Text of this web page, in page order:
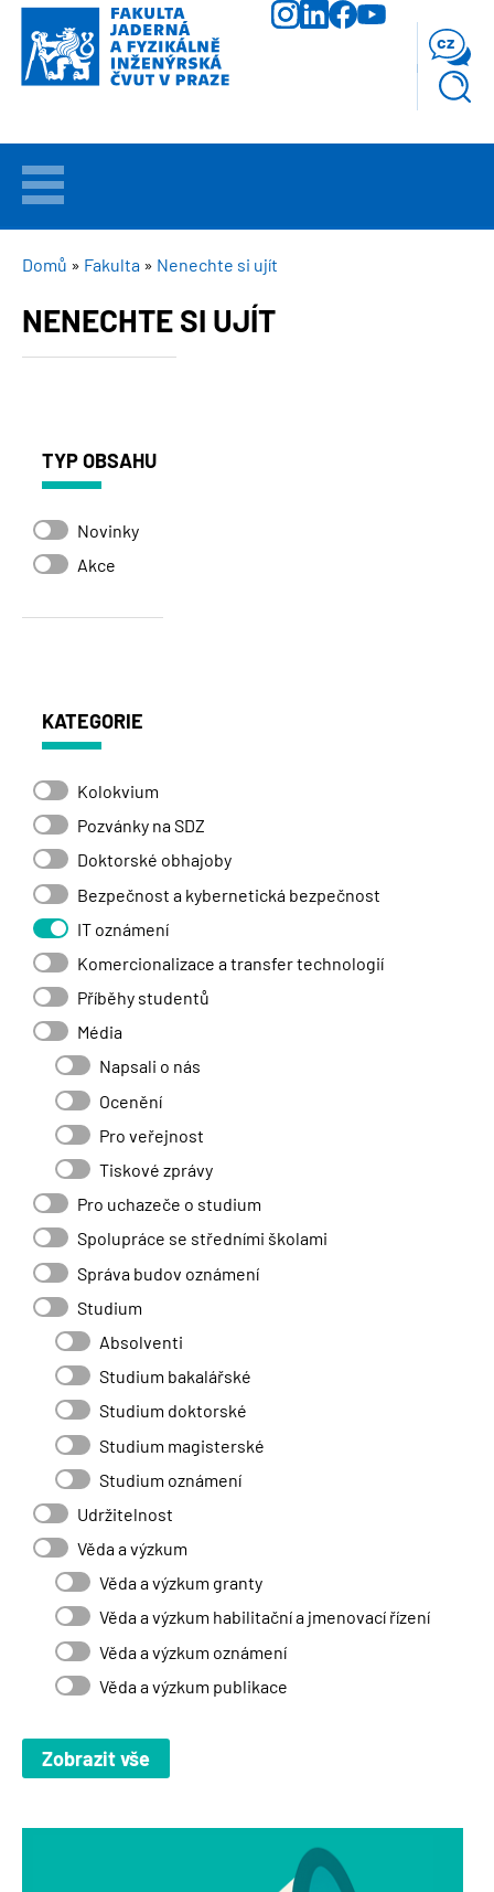
Přejít
hlavnímu
obsahu
VÍTEJTE
UCHAZEČI
STUDIUM
FAKULTA
cz
DROBEČKOVÁ
Domů Fakulta Nenechte si ujít
NENECHTE SI UJÍT
TYP OBSAHU
Novinky
Akce
KATEGORIE
Kolokvium
Pozvánky na SDZ
Doktorské obhajoby
Bezpečnost a kybernetická bezpečnost
IT oznámení
Komercionalizace a transfer technologií
Příběhy studentů
Média
Napsali o nás
Ocenění
Pro veřejnost
Tiskové zprávy
Pro uchazeče o studium
Spolupráce se středními školami
Správa budov oznámení
Studium
Absolventi
Studium bakalářské
Studium doktorské
Studium magisterské
Studium oznámení
Udržitelnost
Věda a výzkum
Věda a výzkum granty
Věda a výzkum habilitační a jmenovací řízení
Věda a výzkum oznámení
Věda a výzkum publikace